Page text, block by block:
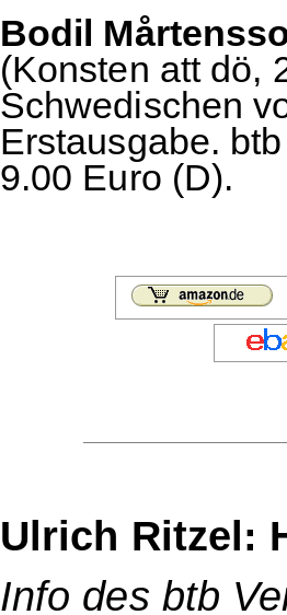
Bodil
(Konsten att dö,
Schwedischen
Erstausgabe.
9.00 Euro (D).
Ulrich Ritzel:
Info des btb